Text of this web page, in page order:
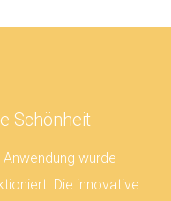
Schönheit
wurde
Die innovative